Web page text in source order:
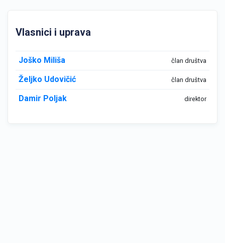
Vlasnici i uprava
Joško Miliša član društva
Željko Udovičić član društva
Damir Poljak direktor